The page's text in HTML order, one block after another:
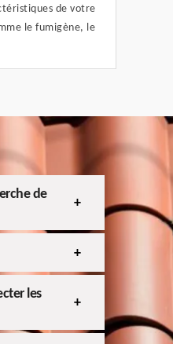
de votre
le fumigène, le
de
les